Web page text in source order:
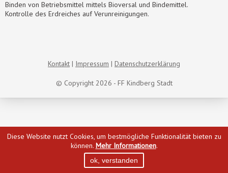
Binden von Betriebsmittel mittels Bioversal und Bindemittel.
Kontrolle des Erdreiches auf Verunreinigungen.
© Copyright 2026 - FF Kindberg Stadt
Kontakt Impressum Datenschutzerklärung
Diese Website nutzt Cookies, um bestmögliche Funktionalität bieten zu
können. Mehr Informationen.
ok, verstanden